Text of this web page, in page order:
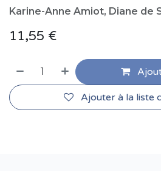
Karine-Anne Amiot, Diane de
11,55 €
Ajouter à la liste